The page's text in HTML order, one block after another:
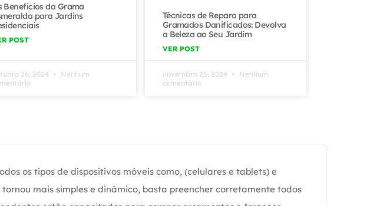
Benefícios da Grama
para Jardins
POST
26, 2024
Nenhum
Técnicas de Reparo para
Gramados Danificados: Devolva
a Beleza ao Seu Jardim
VER POST
novembro 25, 2024
Nenhum
comentário
os tipos de dispositivos móveis como, (celulares e tablets) e
mais simples e dinâmico, basta preencher corretamente todos